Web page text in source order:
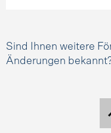
Sind Ihnen weitere
Änderungen